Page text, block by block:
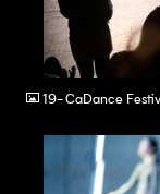
JPG
19- CaDance